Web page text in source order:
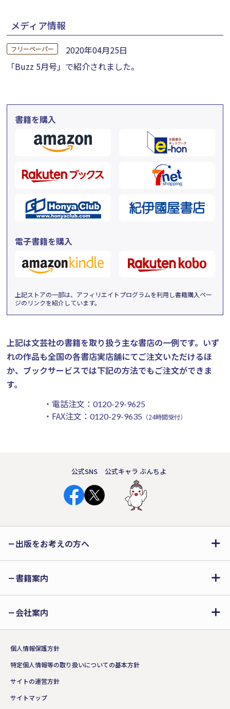
メディア情報
フリーペーパー
2020年04月25日
「Buzz 5月号」で紹介されました。
書籍を購入
電子書籍を購入
上記ストアの一部は、アフィリエイトプログラムを利用し書籍購入ペー
ジのリンクを紹介しています。
上記は文芸社の書籍を取り扱う主な書店の一例です。 いず
れの作品も全国の各書店実店舗にてご注文いただけるほ
か、ブックサービスでは下記の方法でもご注文ができま
す。
・電話注文： 0120-29-9625
・FAX注文： 0120-29-9635 （24時間受付）
公式SNS 公式キャラ ぶんちよ
出版をお考えの方へ
書籍案内
会社案内
個人情報保護方針
特定個人情報等の取り扱いについての基本方針
サイトの運営方針
サイトマップ